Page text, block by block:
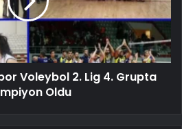
Voleybol 2. Lig 4. Grupta
Oldu